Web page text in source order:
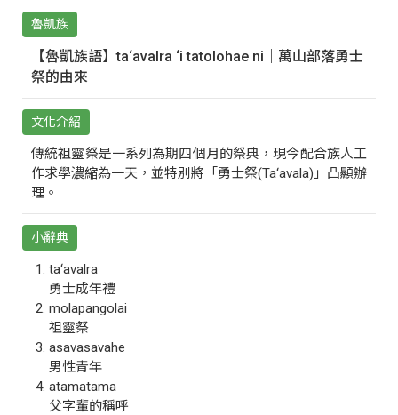
魯凱族
【魯凱族語】ta‘avalra ‘i tatolohae ni｜萬山部落勇士
祭的由來
文化介紹
傳統祖靈祭是一系列為期四個月的祭典，現今配合族人工
作求學濃縮為一天，並特別將「勇士祭(Ta‘avala)」凸顯辦
理。
小辭典
ta‘avalra
勇士成年禮
molapangolai
祖靈祭
asavasavahe
男性青年
atamatama
父字輩的稱呼